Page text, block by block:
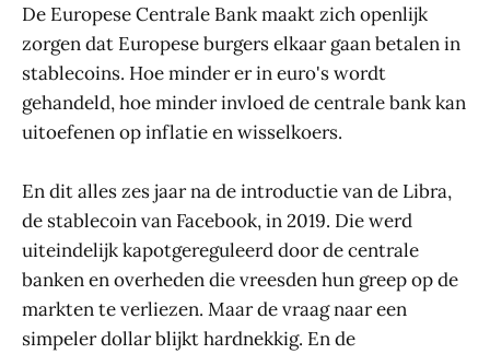
De Europese Centrale Bank maakt zich openlijk
zorgen dat Europese burgers elkaar gaan betalen in
stablecoins. Hoe minder er in euro's wordt
gehandeld, hoe minder invloed de centrale bank kan
uitoefenen op inflatie en wisselkoers.
En dit alles zes jaar na de introductie van de Libra,
de stablecoin van Facebook, in 2019. Die werd
uiteindelijk kapotgereguleerd door de centrale
banken en overheden die vreesden hun greep op de
markten te verliezen. Maar de vraag naar een
simpeler dollar blijkt hardnekkig. En de